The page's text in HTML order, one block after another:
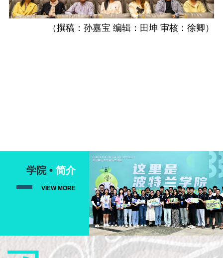
（撰稿：孙嘉宝 编辑： 田坤审核：徐卿）
学院 •简介
VIEW MORE